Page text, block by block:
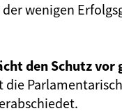
wenigen
den Schutz
die